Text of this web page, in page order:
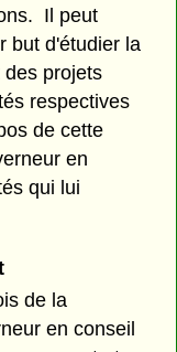
Il peut
but d'étudier la
des projets
respectives
de cette
en
qui lui
de la
en conseil